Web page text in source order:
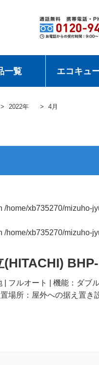
一覧 エコキュ
2022年 4月
/home/xb735270/mizuho-
/home/xb735270/mizuho-
(HITACHI)
| フルオート | 機能：ダブ
場所：屋外への据え置き